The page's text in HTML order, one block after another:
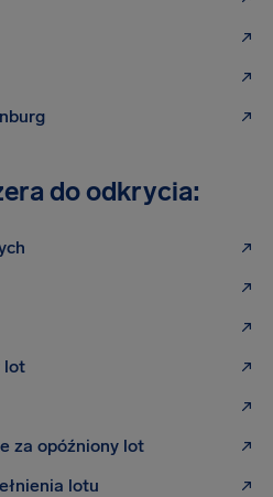
do odkrycia:
lot
za opóźniony lot
lotu